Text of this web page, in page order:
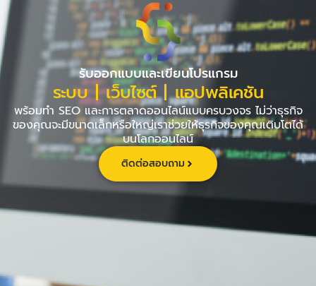
Skip
to
content
รับออกแบบและเขียนโปรแกรม
ระบบ | เว็บไซต์ | แอปพลิเคชัน
พร้อมทำ SEO และการตลาดออนไลน์แบบครบวงจร ไม่ว่าธุรกิจ
ของคุณจะมีขนาดเล็กหรือใหญ่เราช่วยให้ธุรกิจของคุณเติบโตได้
บนโลกออนไลน์
ติดต่อสอบถาม